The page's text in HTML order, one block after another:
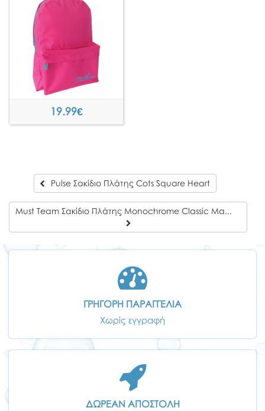
19.99€
Pulse Σακίδιο Πλάτης Cots Square Heart
Must Team Σακίδιο Πλάτης Monochrome Classic Μαύρη με Γκρι 1 Κεντρική Θήκη
ΓΡΗΓΟΡΗ ΠΑΡΑΓΓΕΛΙΑ
Χωρίς εγγραφή
ΔΩΡΕΑΝ ΑΠΟΣΤΟΛΗ